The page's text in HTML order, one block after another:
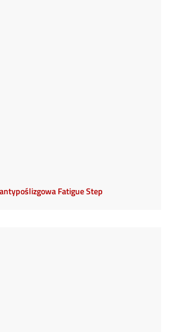
Fatigue Step